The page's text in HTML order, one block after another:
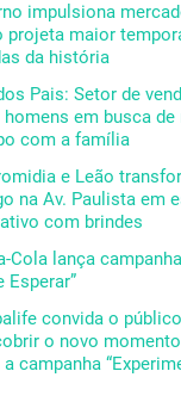
impulsiona
projeta maior
da história
Pais: Setor de
homens em busca de
com a família
e Leão
na Av. Paulista em
com brindes
Cola lança
Esperar”
convida o
o novo
campanha